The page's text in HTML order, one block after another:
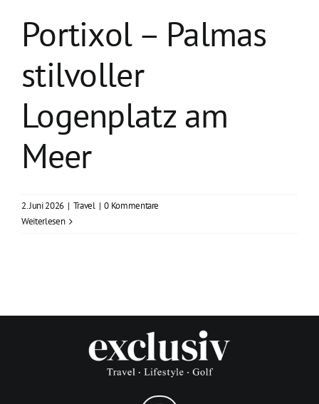
GOLF
Portixol – Palmas
stilvoller
Logenplatz am
Meer
2. Juni 2026 | Travel | 0 Kommentare
Weiterlesen